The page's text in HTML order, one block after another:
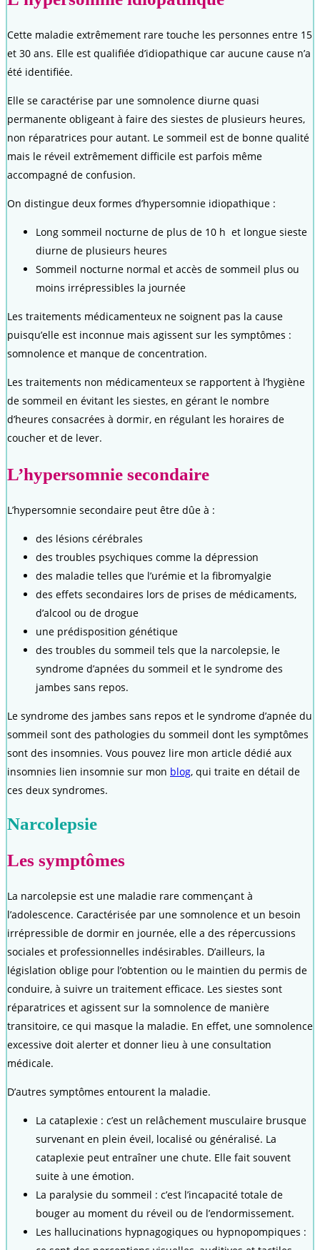
Cette maladie extrêmement rare touche les personnes entre 15
et 30 ans. Elle est qualifiée d’idiopathique car aucune cause n’a
été identifiée.
Elle se caractérise par une somnolence diurne quasi
permanente obligeant à faire des siestes de plusieurs heures,
non réparatrices pour autant. Le sommeil est de bonne qualité
mais le réveil extrêmement difficile est parfois même
accompagné de confusion.
On distingue deux formes d’hypersomnie idiopathique :
Long sommeil nocturne de plus de 10 h et longue sieste
diurne de plusieurs heures
Sommeil nocturne normal et accès de sommeil plus ou
moins irrépressibles la journée
Les traitements médicamenteux ne soignent pas la cause
puisqu’elle est inconnue mais agissent sur les symptômes :
somnolence et manque de concentration.
Les traitements non médicamenteux se rapportent à l’hygiène
de sommeil en évitant les siestes, en gérant le nombre
d’heures consacrées à dormir, en régulant les horaires de
coucher et de lever.
L’hypersomnie secondaire
L’hypersomnie secondaire peut être dûe à :
des lésions cérébrales
des troubles psychiques comme la dépression
des maladie telles que l’urémie et la fibromyalgie
des effets secondaires lors de prises de médicaments,
d’alcool ou de drogue
une prédisposition génétique
des troubles du sommeil tels que la narcolepsie, le
syndrome d’apnées du sommeil et le syndrome des
jambes sans repos.
Le syndrome des jambes sans repos et le syndrome d’apnée du
sommeil sont des pathologies du sommeil dont les symptômes
sont des insomnies. Vous pouvez lire mon article dédié aux
insomnies lien insomnie sur mon blog, qui traite en détail de
ces deux syndromes.
Narcolepsie
Les symptômes
La narcolepsie est une maladie rare commençant à
l’adolescence. Caractérisée par une somnolence et un besoin
irrépressible de dormir en journée, elle a des répercussions
sociales et professionnelles indésirables. D’ailleurs, la
législation oblige pour l’obtention ou le maintien du permis de
conduire, à suivre un traitement efficace. Les siestes sont
réparatrices et agissent sur la somnolence de manière
transitoire, ce qui masque la maladie. En effet, une somnolence
excessive doit alerter et donner lieu à une consultation
médicale.
D’autres symptômes entourent la maladie.
La cataplexie : c’est un relâchement musculaire brusque
survenant en plein éveil, localisé ou généralisé. La
cataplexie peut entraîner une chute. Elle fait souvent
suite à une émotion.
La paralysie du sommeil : c’est l’incapacité totale de
bouger au moment du réveil ou de l’endormissement.
Les hallucinations hypnagogiques ou hypnopompiques :